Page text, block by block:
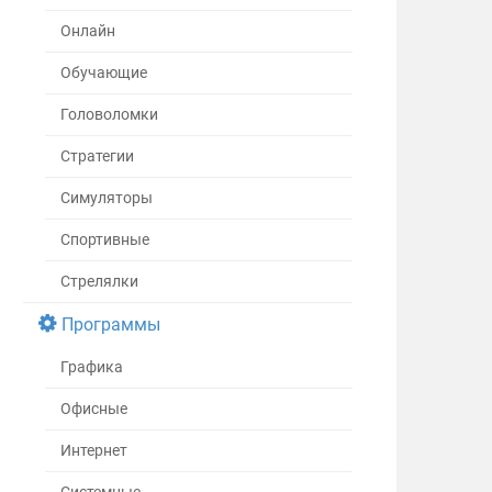
Онлайн
Обучающие
Головоломки
Стратегии
Симуляторы
Спортивные
Стрелялки
Программы
Графика
Офисные
Интернет